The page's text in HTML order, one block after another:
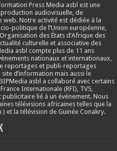
Press Media asbl est une
audiovisuelle, de
Notre activité est dédiée à la
politique de l’Union européenne,
des États d’Afrique des
culturelle et associative des
asbl compte plus de 11 ans
nationaux et internationaux,
reportages et publi-reportages
d’information mais aussi le
asbl a collaboré avec certains
Internationale (RFI), TV5,
lié à un événement. Nous
télévisions africaines telles que la
et la télévision de Guinée Conakry.